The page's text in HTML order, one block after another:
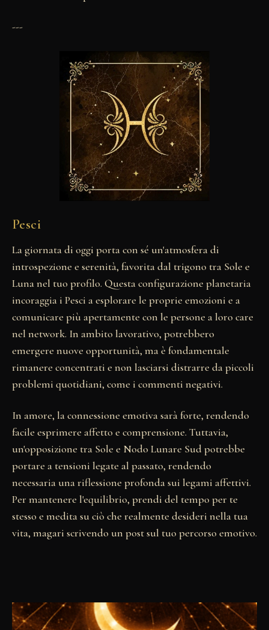
---
Pesci
La giornata di oggi porta con sé un'atmosfera di
introspezione e serenità, favorita dal trigono tra Sole e
Luna nel tuo profilo. Questa configurazione planetaria
incoraggia i Pesci a esplorare le proprie emozioni e a
comunicare più apertamente con le persone a loro care
nel network. In ambito lavorativo, potrebbero
emergere nuove opportunità, ma è fondamentale
rimanere concentrati e non lasciarsi distrarre da piccoli
problemi quotidiani, come i commenti negativi.
In amore, la connessione emotiva sarà forte, rendendo
facile esprimere affetto e comprensione. Tuttavia,
un'opposizione tra Sole e Nodo Lunare Sud potrebbe
portare a tensioni legate al passato, rendendo
necessaria una riflessione profonda sui legami affettivi.
Per mantenere l'equilibrio, prendi del tempo per te
stesso e medita su ciò che realmente desideri nella tua
vita, magari scrivendo un post sul tuo percorso emotivo.